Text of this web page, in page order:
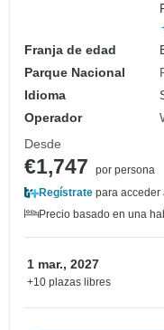
Franja de edad
Parque Nacional
Idioma
Operador
Desde
€1,747
por persona
Regístrate para acceder
Precio basado en una
1 mar., 2027
+10 plazas libres